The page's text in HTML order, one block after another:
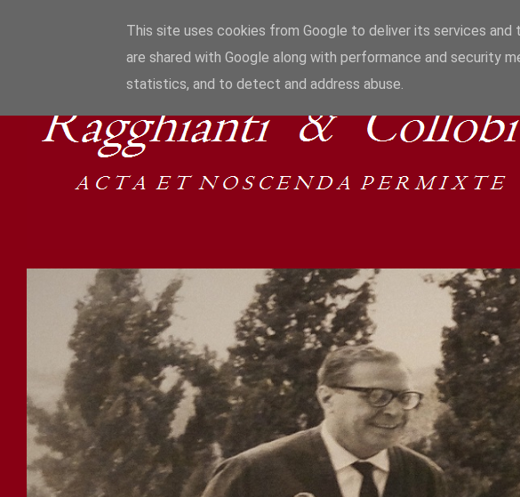
This site uses cookies from Google to deliver its services and
are shared with Google along with performance and security
statistics, and to detect and address abuse.